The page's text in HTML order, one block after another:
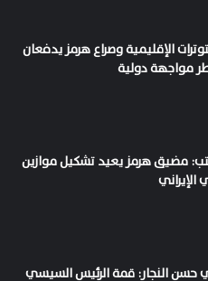
الإقليمية وصراع هرمز يدفعان
مواجهة دولية
مضيق هرمز يعيد تشكيل موازين
الإيراني
حسن النجار: قمة الرئيس السيسي